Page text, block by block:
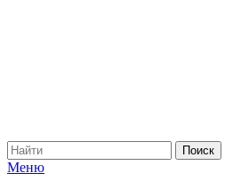
Меню